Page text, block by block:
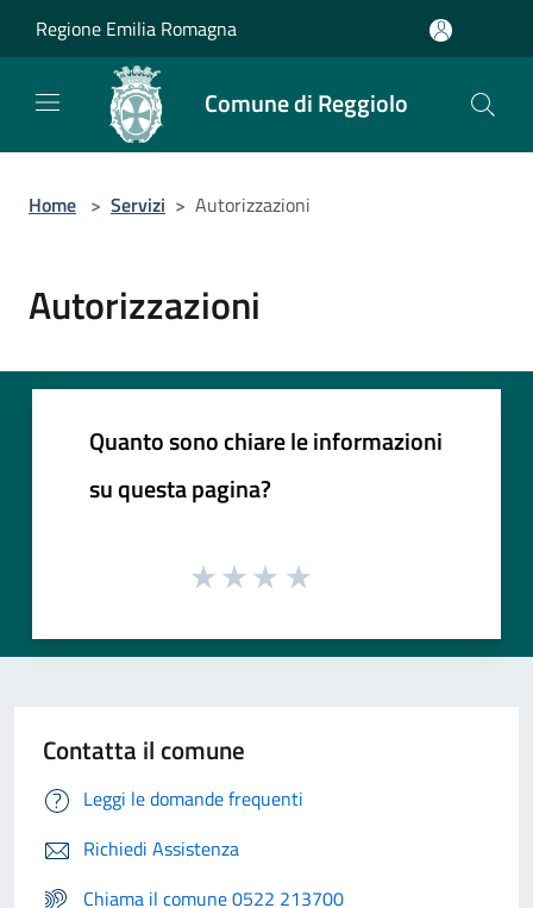
Regione Emilia Romagna
Comune di Reggiolo
Home > Servizi > Autorizzazioni
Autorizzazioni
Quanto sono chiare le informazioni
su questa pagina?
Contatta il comune
Leggi le domande frequenti
Richiedi Assistenza
Chiama il comune 0522 213700